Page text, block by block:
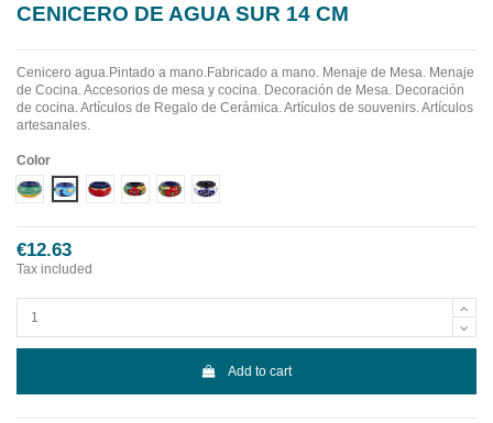
CENICERO DE AGUA SUR 14 CM
Cenicero agua.Pintado a mano.Fabricado a mano. Menaje de Mesa. Menaje
de Cocina. Accesorios de mesa y cocina. Decoración de Mesa. Decoración
de cocina. Artículos de Regalo de Cerámica. Artículos de souvenirs. Artículos
artesanales.
Color
Diseño 1Diseño 2Diseño 3Diseño 4Diseño 5Diseño 6
€12.63
Tax included
Add to cart